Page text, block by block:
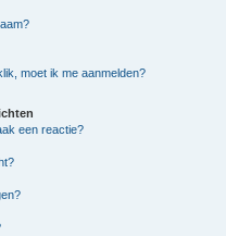
moet ik me aanmelden?
een reactie?